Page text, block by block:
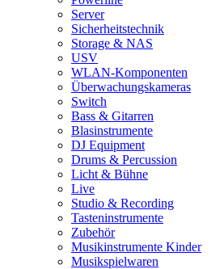
Server
Sicherheitstechnik
Storage & NAS
USV
WLAN-Komponenten
Überwachungskameras
Switch
Bass & Gitarren
Blasinstrumente
DJ Equipment
Drums & Percussion
Licht & Bühne
Live
Studio & Recording
Tasteninstrumente
Zubehör
Musikinstrumente Kinder
Musikspielwaren